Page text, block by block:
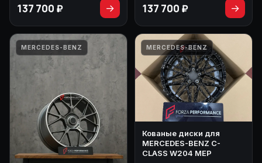
137 700 ₽ → 137 700 ₽ →
MERCEDES-BENZ MERCEDES-BENZ
Кованые диски для
MERCEDES-BENZ C-
CLASS W204 МЕР